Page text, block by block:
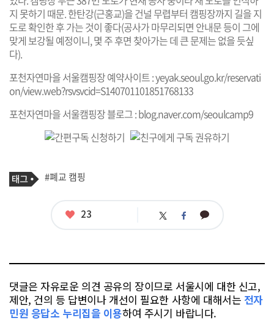
지 못하기 때문. 한탄강(근홍교)을 건널 무렵부터 캠핑장까지 길을 지
도로 확인한 후 가는 것이 좋다(공사가 마무리되면 안내문 등이 그에
맞게 보강될 예정이니, 몇 주 후면 찾아가는 데 큰 문제는 없을 듯싶
다).
포천자연마을 서울캠핑장 예약사이트 :yeyak.seoul.go.kr/reservati
on/view.web?rsvsvcid=S140701101851768133
포천자연마을 서울캠핑장 블로그 :blog.naver.com/seoulcamp9
기
사
태
그
#폐교 캠핑
좋
23 트 페 카
댓글은 자유로운 의견 공유의 장이므로 서울시에 대한 신고,
제안, 건의 등 답변이나 개선이 필요한 사항에 대해서는 전자
민원 응답소 누리집을 이용하여 주시기 바랍니다.